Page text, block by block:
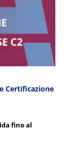
Certificazione
fino al